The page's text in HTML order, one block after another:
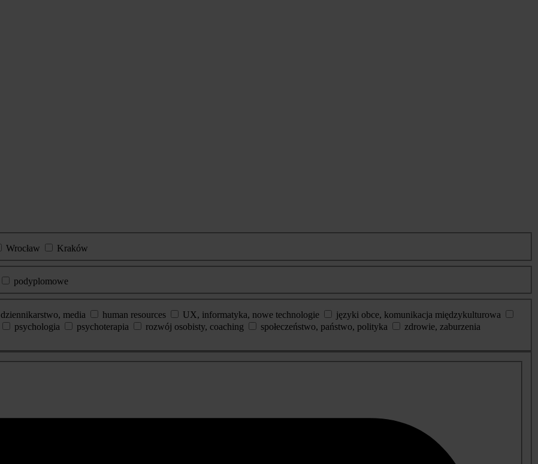
Wrocław
Kraków
podyplomowe
dziennikarstwo, media human resources UX, informatyka, nowe technologie
języki obce, komunikacja międzykulturowa
psychologia psychoterapia rozwój osobisty, coaching społeczeństwo, państwo, polityka
zdrowie, zaburzenia